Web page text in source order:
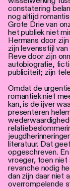
constatering
nog altijd
Grote Drie van
het publiek niet
Hermans door
zijn levensstijl
Reve door zijn
autobiografie,
publiciteit; zijn
Omdat de
romantiek niet
kan, is de ijver
presenteren
literatuur. Dat
opgeschreven.
vroeger, toen niet
revanche nodig
dan zijn daar niet
overrompelende